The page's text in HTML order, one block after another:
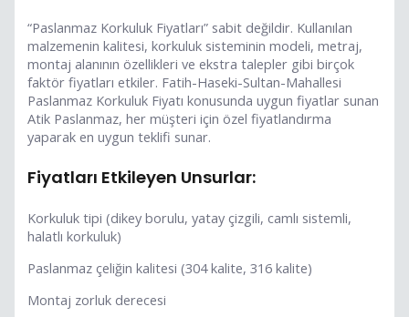
“Paslanmaz Korkuluk Fiyatları” sabit değildir. Kullanılan
malzemenin kalitesi, korkuluk sisteminin modeli, metraj,
montaj alanının özellikleri ve ekstra talepler gibi birçok
faktör fiyatları etkiler. Fatih-Haseki-Sultan-Mahallesi
Paslanmaz Korkuluk Fiyatı konusunda uygun fiyatlar sunan
Atik Paslanmaz, her müşteri için özel fiyatlandırma
yaparak en uygun teklifi sunar.
Fiyatları Etkileyen Unsurlar:
Korkuluk tipi (dikey borulu, yatay çizgili, camlı sistemli,
halatlı korkuluk)
Paslanmaz çeliğin kalitesi (304 kalite, 316 kalite)
Montaj zorluk derecesi